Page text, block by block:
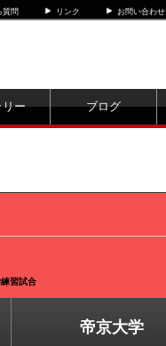
質問 リンク お問い合わせ
リー ブログ
習試合
帝京大学